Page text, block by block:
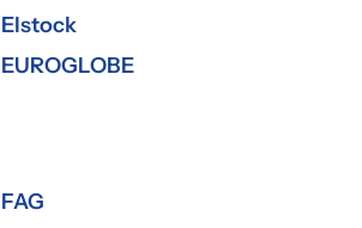
Elstock
EUROGLOBE
FAG